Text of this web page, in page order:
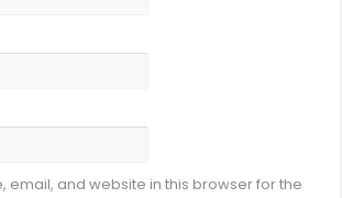
email, and website in this browser for the